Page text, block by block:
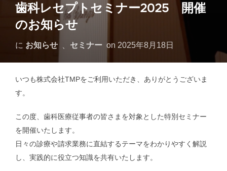
歯科レセプトセミナー2025 開催
のお知らせ
に お知らせ セミナー on 2025年8月18日
いつも株式会社TMPをご利用いただき、ありがとうございま
す。
この度、歯科医療従事者の皆さまを対象とした特別セミナー
を開催いたします。
日々の診療や請求業務に直結するテーマをわかりやすく解説
し、実践的に役立つ知識を共有いたします。